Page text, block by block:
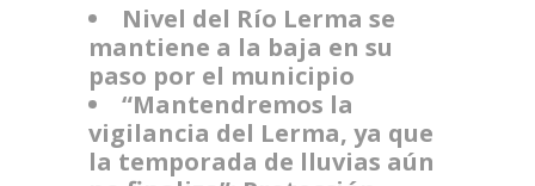
Nivel del Río Lerma se
mantiene a la baja en su
paso por el municipio
“Mantendremos la
vigilancia del Lerma, ya que
la temporada de lluvias aún